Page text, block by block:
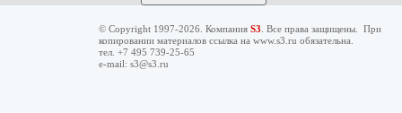
© Copyright 1997-2026. Компания S3 . Все права защищены. При
копировании материалов ссылка на www.s3.ru обязательна.
тел. +7 495 739-25-65
e-mail: s3@s3.ru